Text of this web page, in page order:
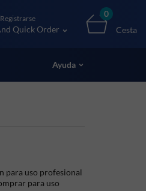
Quick Order
0
Cesta
Ayuda
para uso profesional
para uso